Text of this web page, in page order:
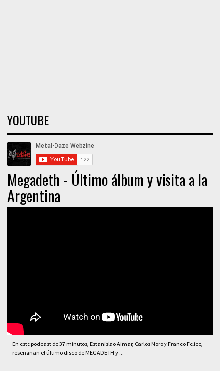
YOUTUBE
Megadeth - Último álbum y visita a la
Argentina
En este podcast de 37 minutos, Estanislao Aimar, Carlos Noro y Franco Felice,
reseñanan el último disco de MEGADETH y ...